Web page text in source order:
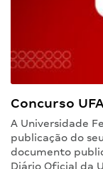
Concurso
A Universidade
publicação do
documento
Diário Oficial da